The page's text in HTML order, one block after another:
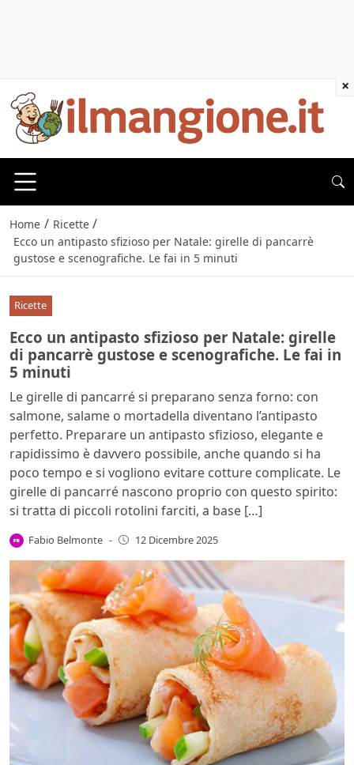
Home / Ricette /
Ecco un antipasto sfizioso per Natale: girelle di pancarrè
gustose e scenografiche. Le fai in 5 minuti
Ricette
Ecco un antipasto sfizioso per Natale: girelle
di pancarrè gustose e scenografiche. Le fai in
5 minuti
Le girelle di pancarré si preparano senza forno: con
salmone, salame o mortadella diventano l’antipasto
perfetto. Preparare un antipasto sfizioso, elegante e
rapidissimo è davvero possibile, anche quando si ha
poco tempo e si vogliono evitare cotture complicate. Le
girelle di pancarré nascono proprio con questo spirito:
si tratta di piccoli rotolini farciti, a base […]
Fabio Belmonte - 12 Dicembre 2025
×